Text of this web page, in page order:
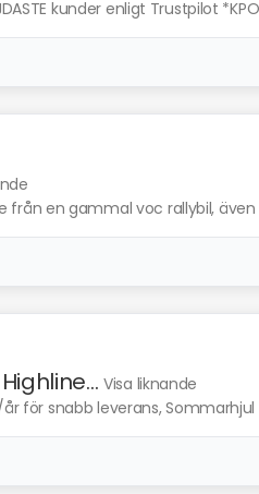
kunder enligt Trustpilot
från en gammal voc rallybil, även
Visa liknande
för snabb leverans, Sommarhjul